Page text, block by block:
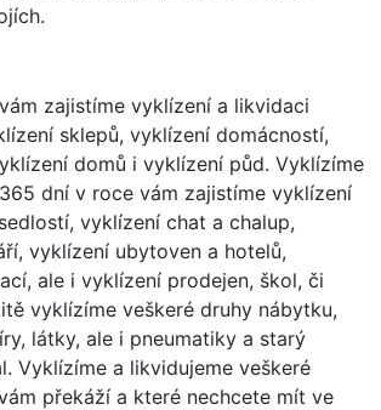
zajistíme vyklízení a likvidaci
sklepů, vyklízení domácností,
domů i vyklízení půd. Vyklízíme
dní v roce vám zajistíme vyklízení
vyklízení chat a chalup,
vyklízení ubytoven a hotelů,
ale i vyklízení prodejen, škol, či
vyklízíme veškeré druhy nábytku,
látky, ale i pneumatiky a starý
Vyklízíme a likvidujeme veškeré
překáží a které nechcete mít ve